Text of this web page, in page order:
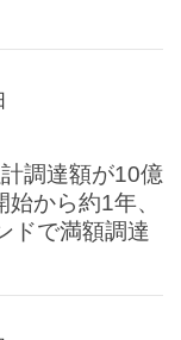
調達額が10億
から約1年、
ドで満額調達